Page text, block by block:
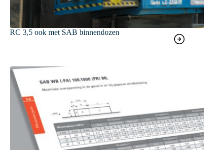
RC 3,5 ook met SAB binnendozen